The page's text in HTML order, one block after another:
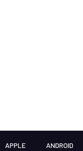
APPLE ANDROID